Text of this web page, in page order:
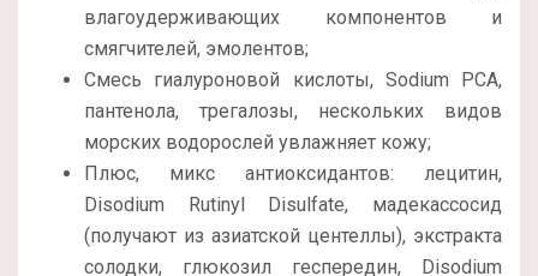
влагоудерживающих компонентов и
смягчителей, эмолентов;
Смесь гиалуроновой кислоты, Sodium PCA,
пантенола, трегалозы, нескольких видов
морских водорослей увлажняет кожу;
Плюс, микс антиоксидантов: лецитин,
Disodium Rutinyl Disulfate, мадекассосид
(получают из азиатской центеллы), экстракта
солодки, глюкозил геспередин, Disodium